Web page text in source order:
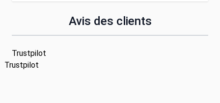
Avis des clients
Trustpilot
Trustpilot